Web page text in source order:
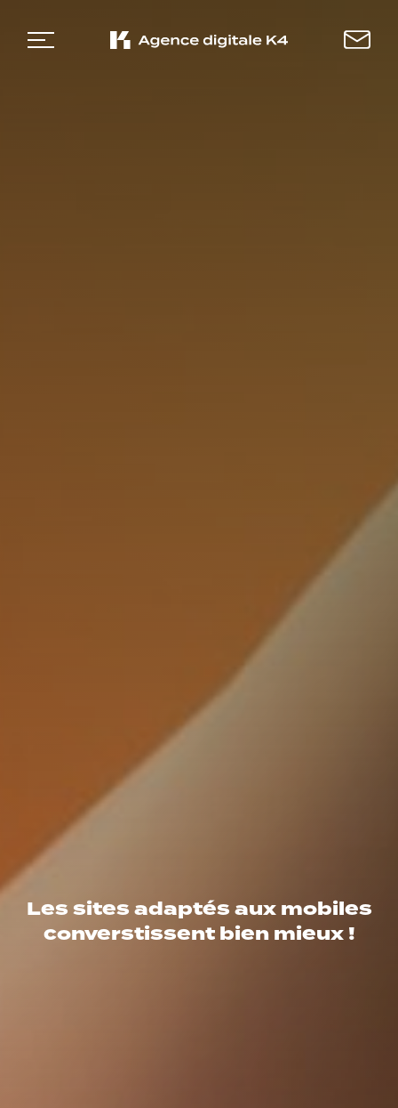
Les sites adaptés aux mobiles
converstissent bien mieux !